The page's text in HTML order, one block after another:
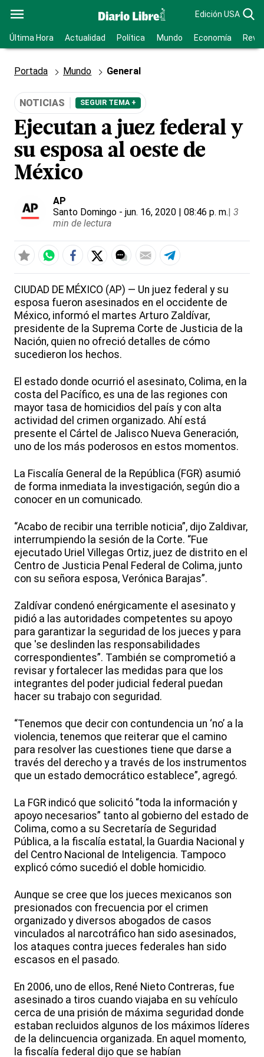
Edición USA
Última Hora Actualidad Política Mundo Economía
Portada Mundo General
NOTICIAS SEGUIR TEMA +
Ejecutan a juez federal y
su esposa al oeste de
México
AP
Santo Domingo - jun. 16, 2020 | 08:46 p. m.| 3
min de lectura
CIUDAD DE MÉXICO (AP) — Un juez federal y su
esposa fueron asesinados en el occidente de
México, informó el martes Arturo Zaldívar,
presidente de la Suprema Corte de Justicia de la
Nación, quien no ofreció detalles de cómo
sucedieron los hechos.
El estado donde ocurrió el asesinato, Colima, en la
costa del Pacífico, es una de las regiones con
mayor tasa de homicidios del país y con alta
actividad del crimen organizado. Ahí está
presente el Cártel de Jalisco Nueva Generación,
uno de los más poderosos en estos momentos.
La Fiscalía General de la República (FGR) asumió
de forma inmediata la investigación, según dio a
conocer en un comunicado.
“Acabo de recibir una terrible noticia”, dijo Zaldivar,
interrumpiendo la sesión de la Corte. “Fue
ejecutado Uriel Villegas Ortiz, juez de distrito en el
Centro de Justicia Penal Federal de Colima, junto
con su señora esposa, Verónica Barajas”.
Zaldívar condenó enérgicamente el asesinato y
pidió a las autoridades competentes su apoyo
para garantizar la seguridad de los jueces y para
que 'se deslinden las responsabilidades
correspondientes”. También se comprometió a
revisar y fortalecer las medidas para que los
integrantes del poder judicial federal puedan
hacer su trabajo con seguridad.
“Tenemos que decir con contundencia un ‘no’ a la
violencia, tenemos que reiterar que el camino
para resolver las cuestiones tiene que darse a
través del derecho y a través de los instrumentos
que un estado democrático establece”, agregó.
La FGR indicó que solicitó “toda la información y
apoyo necesarios” tanto al gobierno del estado de
Colima, como a su Secretaría de Seguridad
Pública, a la fiscalía estatal, la Guardia Nacional y
del Centro Nacional de Inteligencia. Tampoco
explicó cómo sucedió el doble homicidio.
Aunque se cree que los jueces mexicanos son
presionados con frecuencia por el crimen
organizado y diversos abogados de casos
vinculados al narcotráfico han sido asesinados,
los ataques contra jueces federales han sido
escasos en el pasado.
En 2006, uno de ellos, René Nieto Contreras, fue
asesinado a tiros cuando viajaba en su vehículo
cerca de una prisión de máxima seguridad donde
estaban recluidos algunos de los máximos líderes
de la delincuencia organizada. En aquel momento,
la fiscalía federal dijo que se habían